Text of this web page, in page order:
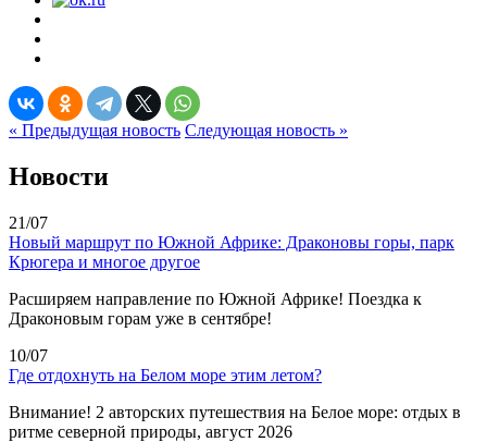
« Предыдущая новость Следующая новость »
Новости
21/07
Новый маршрут по Южной Африке: Драконовы горы, парк
Крюгера и многое другое
Расширяем направление по Южной Африке! Поездка к
Драконовым горам уже в сентябре!
10/07
Где отдохнуть на Белом море этим летом?
Внимание! 2 авторских путешествия на Белое море: отдых в
ритме северной природы, август 2026